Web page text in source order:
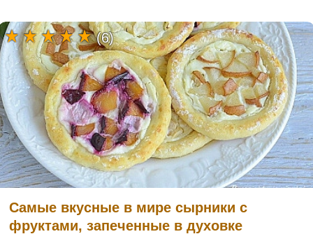
Самые вкусные в мире сырники с
фруктами, запеченные в духовке
(6)